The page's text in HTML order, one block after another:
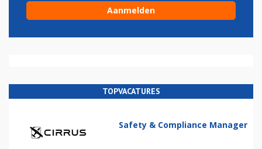
TOPVACATURES
Safety & Compliance Manager